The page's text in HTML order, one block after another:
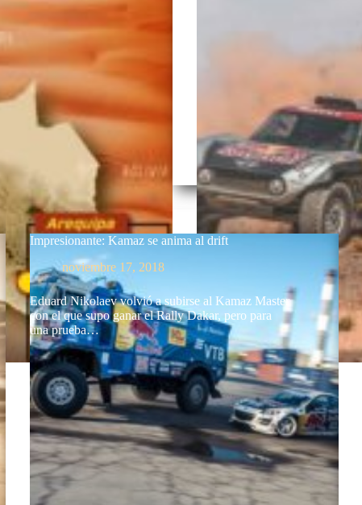
Impresionante: Kamaz se anima al drift
noviembre 17, 2018
Eduard Nikolaev volvió a subirse al Kamaz Master
con el que supo ganar el Rally Dakar, pero para
una prueba…